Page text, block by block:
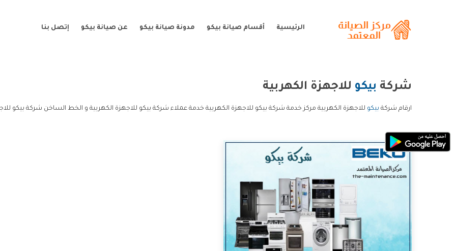
الرئيسية أقسام صيانة بيكو مدونة صيانة بيكو عن صيانة بيكو إتصل بنا
شركة بيكو للاجهزة الكهربية
ارقام شركة بيكو للاجهزة الكهربية مركز خدمة شركة بيكو للاجهزة الكهربية خدمة عملاء شركة بيكو للاجهزة الكهربية و الخط الساخن شركة بيكو